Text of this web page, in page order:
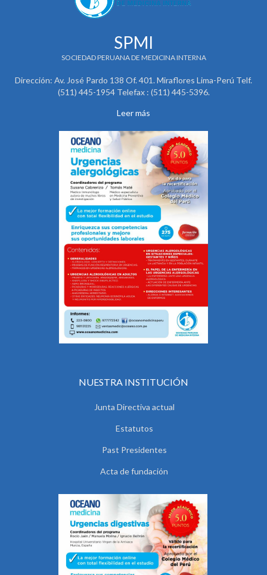
SPMI
SOCIEDAD PERUANA DE MEDICINA INTERNA
Dirección: Av. José Pardo 138 Of. 401. Miraflores Lima-Perú Telf.
(511) 445-1954 Telefax : (511) 445-5396.
Leer más
NUESTRA INSTITUCIÓN
Junta Directiva actual
Estatutos
Past Presidentes
Acta de fundación